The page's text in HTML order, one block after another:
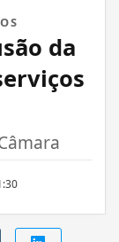
da